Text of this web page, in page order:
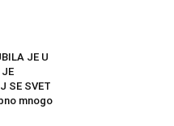
JE U
JE
SE SVET
mnogo